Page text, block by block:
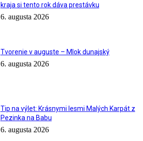
kraja si tento rok dáva prestávku
6. augusta 2026
Tvorenie v auguste – Mlok dunajský
6. augusta 2026
Tip na výlet: Krásnymi lesmi Malých Karpát z
Pezinka na Babu
6. augusta 2026